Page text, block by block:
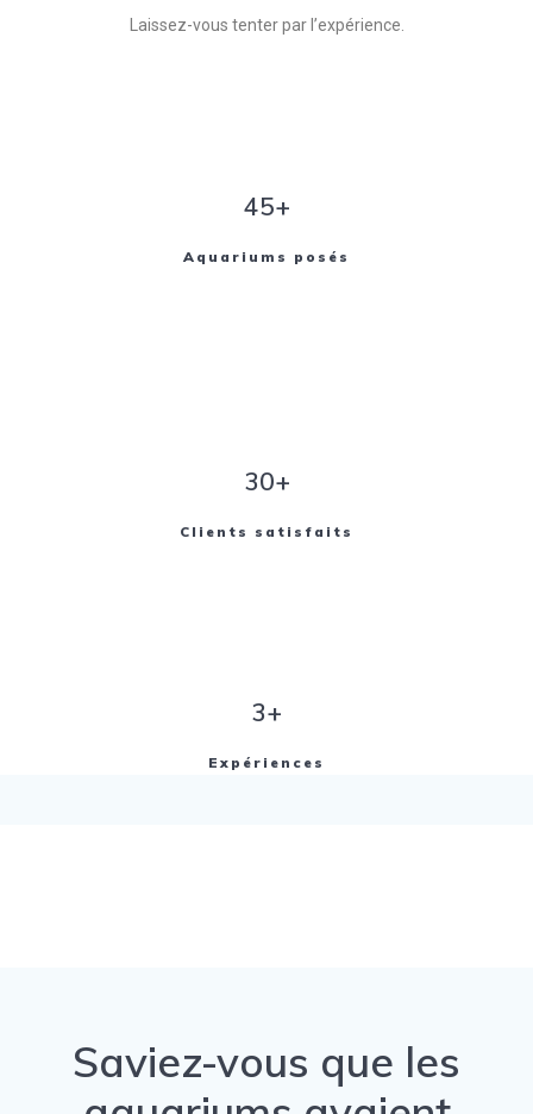
Laissez-vous tenter par l’expérience.
45+
Aquariums posés
30+
Clients satisfaits
3+
Expériences
Saviez-vous que les